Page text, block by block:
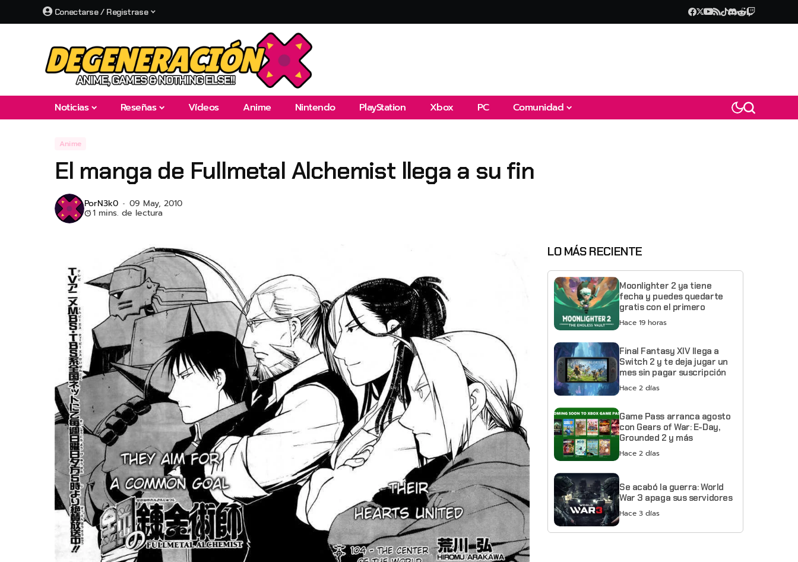
Conectarse / Registrase
Noticias Reseñas Vídeos Anime Nintendo PlayStation Xbox PC Comunidad
Anime
El manga de Fullmetal Alchemist llega a su fin
PorN3k0 09 May, 2010
1 mins. de lectura
LO MÁS RECIENTE
Moonlighter 2 ya tiene
fecha y puedes quedarte
gratis con el primero
Hace 19 horas
Final Fantasy XIV llega a
Switch 2 y te deja jugar un
mes sin pagar suscripción
Hace 2 días
Game Pass arranca agosto
con Gears of War: E-Day,
Grounded 2 y más
Hace 2 días
Se acabó la guerra: World
War 3 apaga sus servidores
Hace 3 días